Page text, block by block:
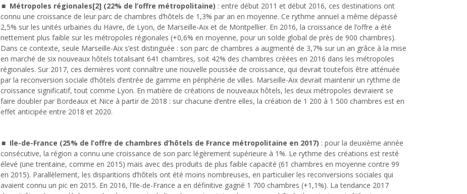
Métropoles régionales[2] (22% de l’offre métropolitaine) : entre début 2011 et début 2016, ces destinations ont
connu une croissance de leur parc de chambres d’hôtels de 1,3% par an en moyenne. Ce rythme annuel a même dépassé
2,5% sur les unités urbaines du Havre, de Lyon, de Marseille-Aix et de Montpellier. En 2016, la croissance de l’offre a été
nettement plus faible sur les métropoles régionales (+0,6% en moyenne, pour un solde global de près de 900 chambres).
Dans ce contexte, seule Marseille-Aix s’est distinguée : son parc de chambres a augmenté de 3,7% sur un an grâce à la mise
en marché de six nouveaux hôtels totalisant 641 chambres, soit 42% des chambres créées en 2016 dans les métropoles
régionales. Sur 2017, ces dernières vont connaître une nouvelle poussée de croissance, qui devrait toutefois être atténuée
par la reconversion sociale d’hôtels d’entrée de gamme en périphérie de villes. Marseille-Aix devrait maintenir un rythme de
croissance significatif, tout comme Lyon. En matière de créations de nouveaux hôtels, les deux métropoles devraient se
faire doubler par Bordeaux et Nice à partir de 2018 : sur chacune d’entre elles, la création de 1 200 à 1 500 chambres est en
effet anticipée entre 2018 et 2020.
Ile-de-France (25% de l’offre de chambres d’hôtels de France métropolitaine en 2017) : pour la deuxième année
consécutive, la région a connu une croissance de son parc légèrement supérieure à 1%. Le rythme des créations est resté
élevé (une trentaine, comme en 2015) mais avec des produits de plus faible capacité (61 chambres en moyenne contre 99
en 2015). Parallèlement, les disparitions d’hôtels ont été moins nombreuses, en particulier les reconversions sociales qui
avaient connu un pic en 2015. En 2016, l’Ile-de-France a en définitive gagné 1 700 chambres (+1,1%). La tendance 2017